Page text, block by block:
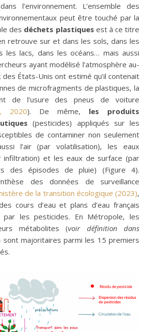
l’environnement. L’ensemble des
peut être touché par la
des déchets plastiques est à ce titre
retrouve sur et dans les sols, dans les
les lacs, dans les océans… mais aussi
ayant modélisé l’atmosphère au-
des États-Unis ont estimé qu’il contenait
de microfragments de plastiques, la
de l’usure des pneus de voiture
, 2020). De même, les produits
(pesticides) appliqués sur les
de contaminer non seulement
l’air (par volatilisation), les eaux
infiltration) et les eaux de surface (par
des épisodes de pluie) (Figure 4).
des données de surveillance
de la transition écologique (2023),
cours d’eau et plans d’eau français
par les pesticides. En Métropole, les
métabolites (voir définition dans
sont majoritaires parmi les 15 premiers